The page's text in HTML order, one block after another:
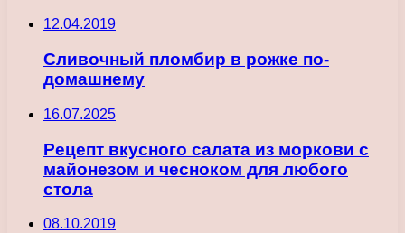
12.04.2019
Сливочный пломбир в рожке по-
домашнему
16.07.2025
Рецепт вкусного салата из моркови с
майонезом и чесноком для любого
стола
08.10.2019